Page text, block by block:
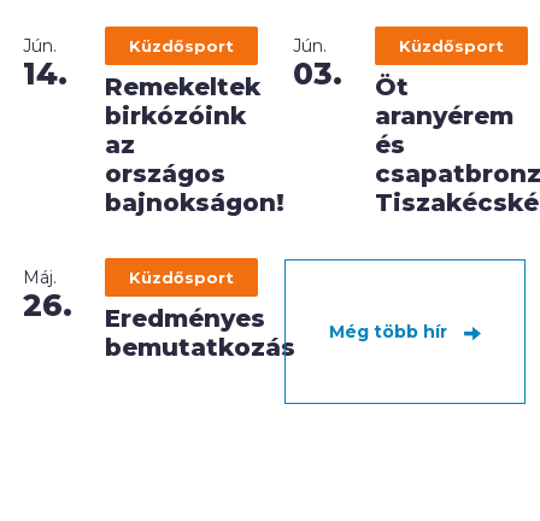
Jún.
14.
Küzdősport
Remekeltek
birkózóink
az
országos
bajnokságon!
Jún.
03.
Küzdősport
Öt
aranyérem
és
csapatbronz
Máj.
26.
Küzdősport
Eredményes
bemutatkozás
Még több hír